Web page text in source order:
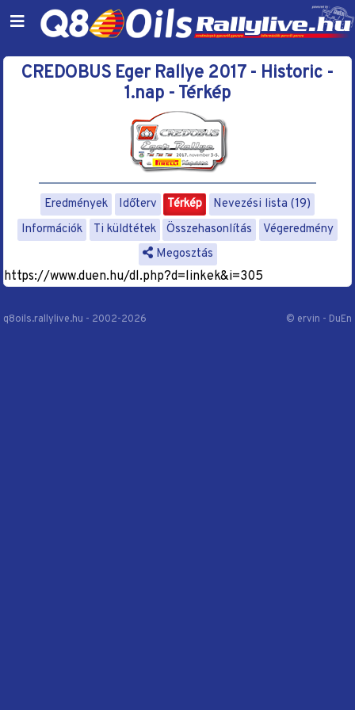
CREDOBUS Eger Rallye 2017 - Historic -
1.nap - Térkép
Eredmények Időterv Térkép
Nevezési lista (19)
Információk
Ti küldtétek Összehasonlítás
Végeredmény
Megosztás
https://www.duen.hu/dl.php?d=linkek&i=305
q8oils.rallylive.hu - 2002-2026 © ervin - DuEn